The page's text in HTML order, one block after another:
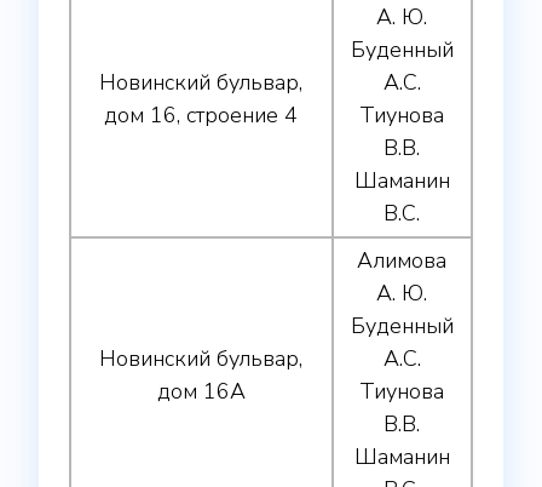
Новинский бульвар,
дом 16, строение 4
А. Ю.
Буденный
А.С.
Тиунова
В.В.
Шаманин
В.С.
Новинский бульвар,
дом 16А
Алимова
А. Ю.
Буденный
А.С.
Тиунова
В.В.
Шаманин